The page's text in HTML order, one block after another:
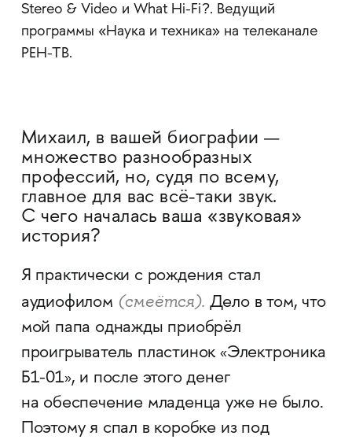
Stereo & Video и What Hi-Fi?. Ведущий
программы «Наука и техника» на телеканале
РЕН-ТВ.
Михаил, в вашей биографии —
множество разнообразных
профессий, но, судя по всему,
главное для вас всё-таки звук.
С чего началась ваша «звуковая»
история?
Я практически с рождения стал
аудиофилом (смеётся). Дело в том, что
мой папа однажды приобрёл
проигрыватель пластинок«Электроника
Б1-01», и после этого денег
на обеспечение младенца уже не было.
Поэтому я спал в коробке из под